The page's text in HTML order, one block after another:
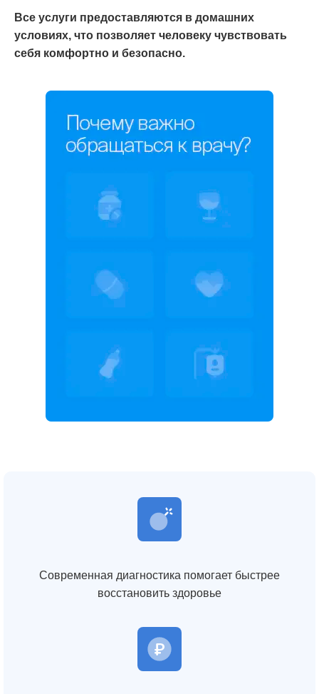
Все услуги предоставляются в домашних
условиях, что позволяет человеку чувствовать
себя комфортно и безопасно.
Современная диагностика помогает быстрее
восстановить здоровье